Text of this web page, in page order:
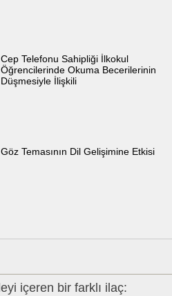
Cep Telefonu Sahipliği İlkokul
Öğrencilerinde Okuma Becerilerinin
Düşmesiyle İlişkili
Göz Temasının Dil Gelişimine Etkisi
içeren bir farklı ilaç: